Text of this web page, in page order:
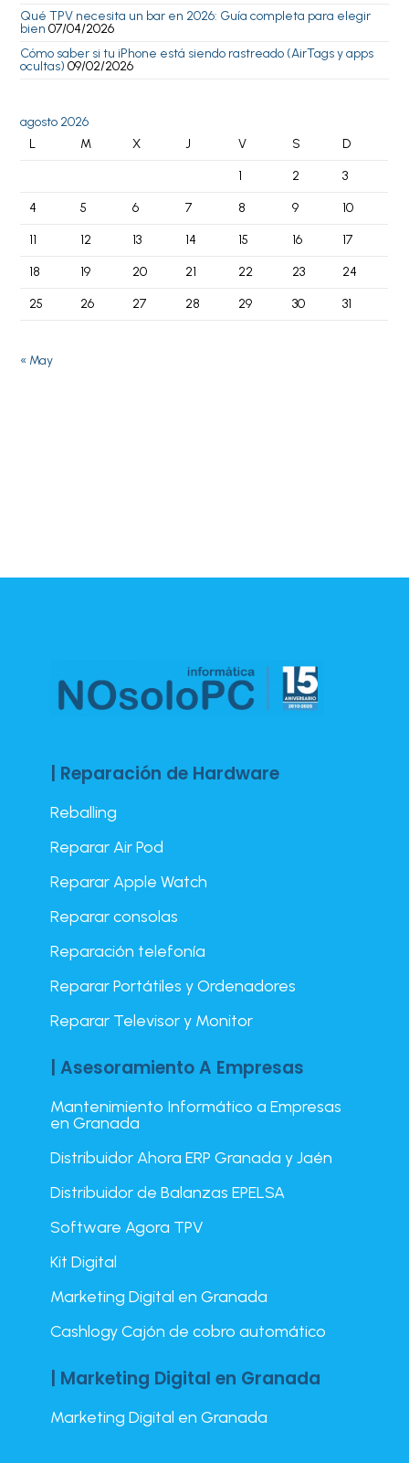
Qué TPV necesita un bar en 2026: Guía completa para elegir
bien 07/04/2026
Cómo saber si tu iPhone está siendo rastreado (AirTags y apps
ocultas) 09/02/2026
agosto 2026
L
M X J V S D
1 2 3
4 5 6 7 8 9 10
11 12 13 14 15 16 17
18 19 20 21 22 23 24
25 26 27 28 29 30 31
« May
| Reparación de Hardware
Reballing
Reparar Air Pod
Reparar Apple Watch
Reparar consolas
Reparación telefonía
Reparar Portátiles y Ordenadores
Reparar Televisor y Monitor
| Asesoramiento A Empresas
Mantenimiento Informático a Empresas
en Granada
Distribuidor Ahora ERP Granada y Jaén
Distribuidor de Balanzas EPELSA
Software Agora TPV
Kit Digital
Marketing Digital en Granada
Cashlogy Cajón de cobro automático
| Marketing Digital en Granada
Marketing Digital en Granada